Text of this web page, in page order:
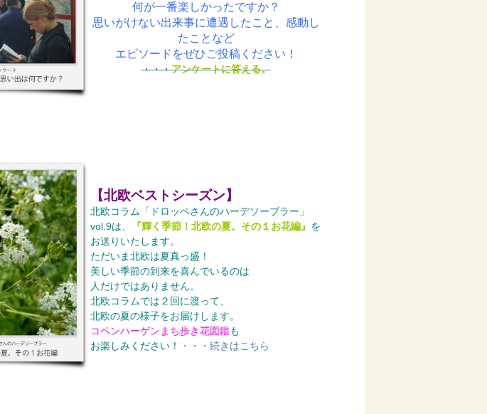
何が一番楽しかったですか？
思いがけない出来事に遭遇したこと、感動し
たことなど
エピソードをぜひご投稿ください！
・・・アンケートに答える。
【北欧ベストシーズン】
北欧コラム「ドロッペさんのハーデソーブラー」
vol.9は、
『輝く季節！北欧の夏。その１お花編』 を
お送りいたします。
ただいま北欧は夏真っ盛！
美しい季節の到来を喜んでいるのは
人だけではありません。
北欧コラムでは２回に渡って、
北欧の夏の様子をお届けします。
コペンハーゲンまち歩き花図鑑も
お楽しみください！
・・・続きはこちら